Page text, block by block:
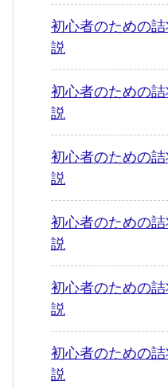
初心者のための
説
初心者のための
説
初心者のための
説
初心者のための
説
初心者のための
説
初心者のための
説